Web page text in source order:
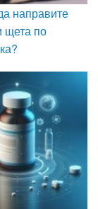
направите
щета по